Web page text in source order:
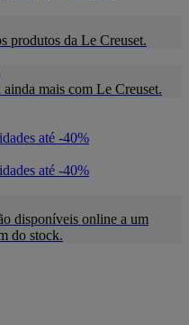
produtos da Le Creuset.
mais com Le Creuset.
até -40%
até -40%
disponíveis online a um
do stock.